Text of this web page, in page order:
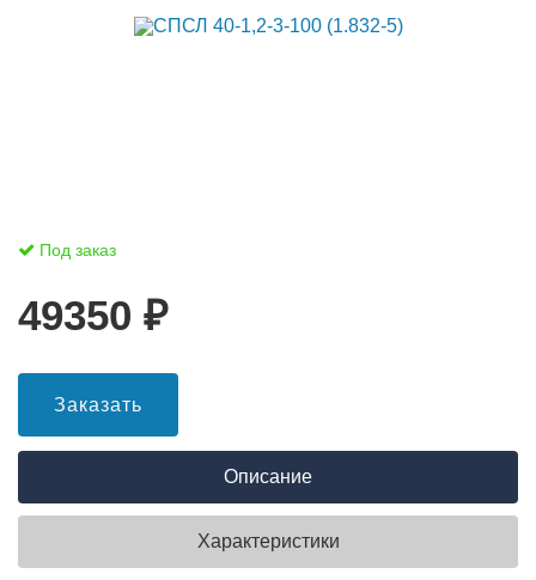
Под заказ
49350 ₽
Заказать
Описание
Характеристики